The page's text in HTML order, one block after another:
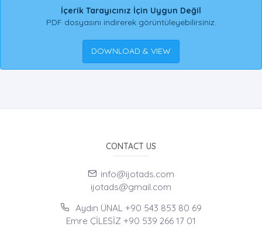
İçerik Tarayıcınız İçin Uygun Değil
PDF dosyasını indirerek görüntüleyebilirsiniz.
DOWNLOAD & VIEW
CONTACT US
info@ijotads.com
ijotads@gmail.com
Aydın ÜNAL +90 543 853 80 69
Emre ÇİLESİZ +90 539 266 17 01